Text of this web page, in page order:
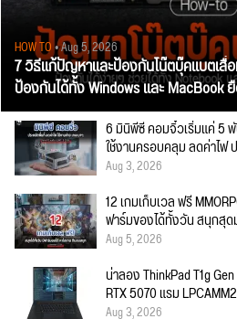
HOW TO• Aug 5, 2026
7 วิธีแก้ปัญหาและป้องกันโน๊ตบุ๊คแบตเสื่
ป้องกันได้ทั้ง Windows และ MacBook
6 มินิพีซี คอมจิ๋วเริ่มแค่ 5
ใช้งานครอบคลุม ลดค่าไฟ
Aug 3, 2026
12 เกมเก็บเวล ฟรี
ฟาร์มของได้ทั้งวัน สนุกสุ
Aug 5, 2026
น่าลอง ThinkPad T1g
RTX 5070 แรม
Aug 3, 2026